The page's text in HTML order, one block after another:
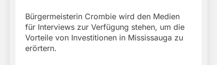
Bürgermeisterin Crombie wird den Medien
für Interviews zur Verfügung stehen, um die
Vorteile von Investitionen in Mississauga zu
erörtern.